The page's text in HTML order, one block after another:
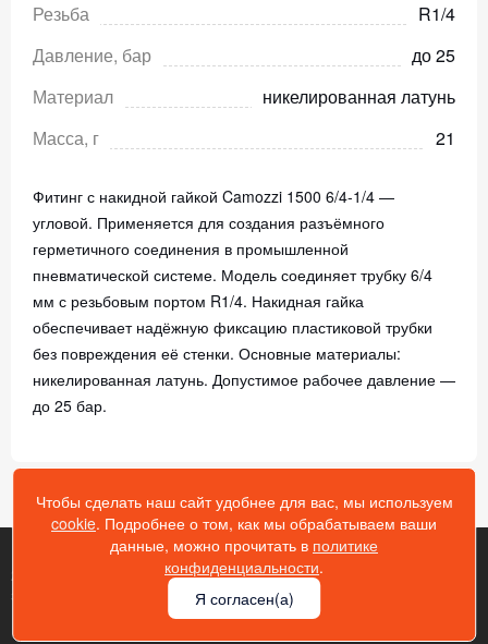
Резьба
R1/4
Давление, бар
до 25
Материал
никелированная латунь
Масса, г
21
Фитинг с накидной гайкой Camozzi 1500 6/4-1/4 —
угловой. Применяется для создания разъёмного
герметичного соединения в промышленной
пневматической системе. Модель соединяет трубку 6/4
мм с резьбовым портом R1/4. Накидная гайка
обеспечивает надёжную фиксацию пластиковой трубки
без повреждения её стенки. Основные материалы:
никелированная латунь. Допустимое рабочее давление —
до 25 бар.
2026 Gik43.ru © Гидрокомплект - копирование информации
запрещено!
Чтобы сделать наш сайт удобнее для вас, мы используем
cookie. Подробнее о том, как мы обрабатываем ваши
данные, можно прочитать в политике
конфиденциальности.
Я согласен(а)